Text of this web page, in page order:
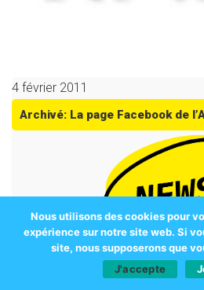
4 février 2011
Archivé: La page Facebook de
Nous utilisons des cookies pour
expérience sur notre site web. Si
site, nous supposerons que
J'accepte